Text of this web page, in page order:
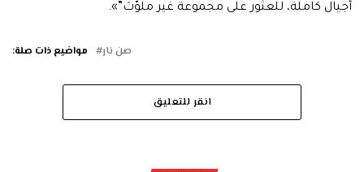
أجيال كاملة، للعثور على مجموعة غير ملوّث”».
مواضيع ذات صلة: صن نار
انقر للتعليق